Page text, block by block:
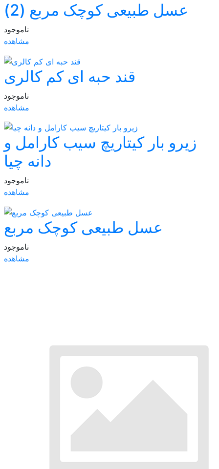
عسل طبیعی کوچک مربع (2)
ناموجود
مشاهده
قند حبه ای کم کالری
ناموجود
مشاهده
زیرو بار کیتاریچ سیب کارامل و
دانه چیا
ناموجود
مشاهده
عسل طبیعی کوچک مربع
ناموجود
مشاهده